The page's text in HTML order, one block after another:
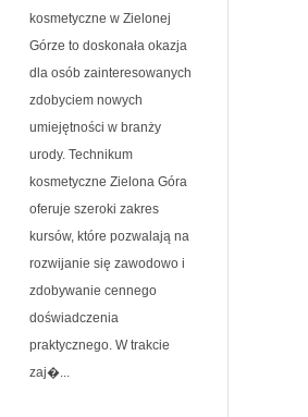
kosmetyczne w Zielonej
Górze to doskonała okazja
dla osób zainteresowanych
zdobyciem nowych
umiejętności w branży
urody. Technikum
kosmetyczne Zielona Góra
oferuje szeroki zakres
kursów, które pozwalają na
rozwijanie się zawodowo i
zdobywanie cennego
doświadczenia
praktycznego. W trakcie
zaj�...